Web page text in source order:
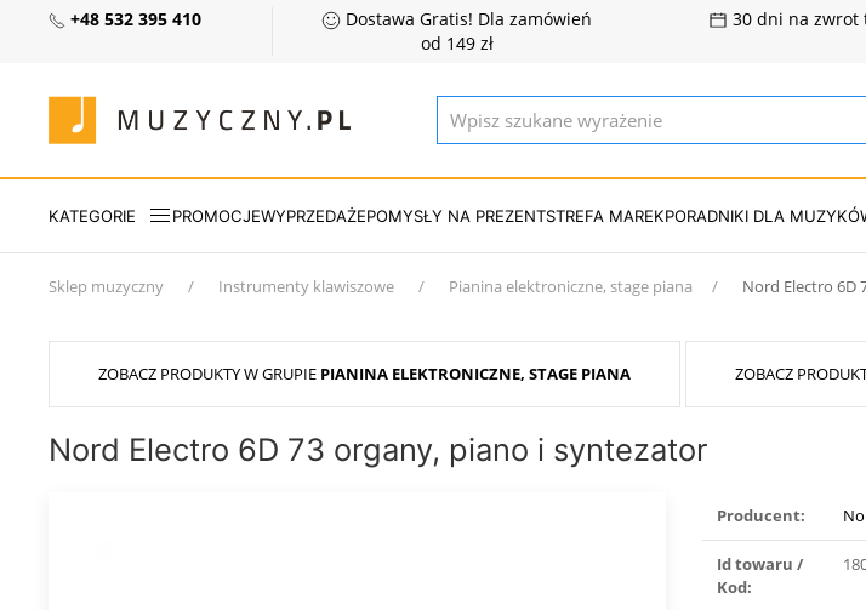
+48 532 395 410
Dostawa Gratis! Dla zamówień
od 149 zł
30 dni na zwrot
KATEGORIE PROMOCJEWYPRZEDAŻEPOMYSŁY NA PREZENTSTREFA MAREKPORADNIKI DLA
Sklep muzyczny Instrumenty klawiszowe Pianina elektroniczne, stage piana Nord Electro 6D
ZOBACZ PRODUKTY W GRUPIE PIANINA ELEKTRONICZNE, STAGE PIANA ZOBACZ
Nord Electro 6D 73 organy, piano i syntezator
Producent:
Id towaru /
Kod: